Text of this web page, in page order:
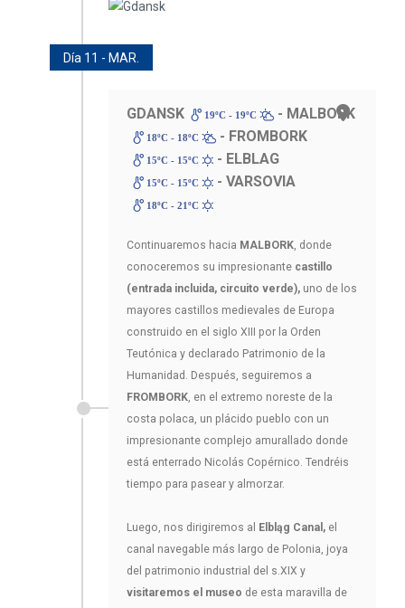
Día 11 - MAR.
GDANSK 19ºC - 19ºC - MALBORK
18ºC - 18ºC - FROMBORK
15ºC - 15ºC - ELBLAG
15ºC - 15ºC - VARSOVIA
18ºC - 21ºC
Continuaremos hacia MALBORK , donde
conoceremos su impresionante castillo
(entrada incluida, circuito verde), uno de los
mayores castillos medievales de Europa
construido en el siglo XIII por la Orden
Teutónica y declarado Patrimonio de la
Humanidad. Después, seguiremos a
FROMBORK , en el extremo noreste de la
costa polaca, un plácido pueblo con un
impresionante complejo amurallado donde
está enterrado Nicolás Copérnico. Tendréis
tiempo para pasear y almorzar.
Luego, nos dirigiremos al Elbląg Canal, el
canal navegable más largo de Polonia, joya
del patrimonio industrial del s.XIX y
visitaremos el museo de esta maravilla de